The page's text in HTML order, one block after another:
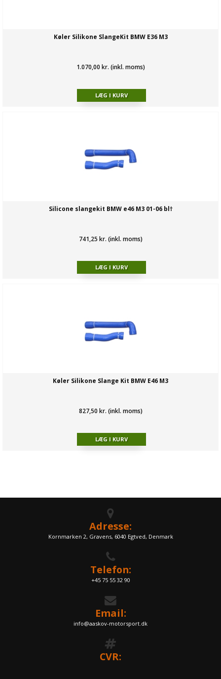
Køler Silikone SlangeKit BMW E36 M3
1.070,00 kr. (inkl. moms)
Silicone slangekit BMW e46 M3 01-06 bl†
741,25 kr. (inkl. moms)
Køler Silikone Slange Kit BMW E46 M3
827,50 kr. (inkl. moms)
Adresse:
Kornmarken 2, Gravens, 6040 Egtved, Denmark
Telefon:
+45 75 55 32 90
Email:
info@aaskov-motorsport.dk
CVR: